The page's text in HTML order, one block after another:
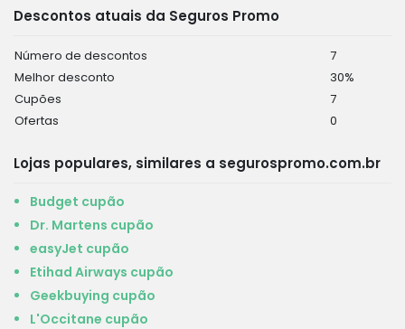
Descontos atuais da Seguros Promo
Número de descontos
7
Melhor desconto
30%
Cupões
7
Ofertas
0
Lojas populares, similares a segurospromo.com.br
Budget cupão
Dr. Martens cupão
easyJet cupão
Etihad Airways cupão
Geekbuying cupão
L'Occitane cupão